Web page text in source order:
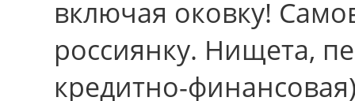
включая оковку!
россиянку. Нищета,
кредитно-